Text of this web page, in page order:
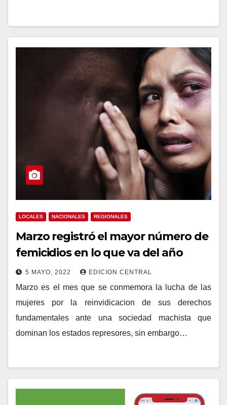
LOCALES NACIONALES REGIONALES
Marzo registró el mayor número de
femicidios en lo que va del año
5 MAYO, 2022 EDICION CENTRAL
Marzo es el mes que se conmemora la lucha de las
mujeres por la reinvidicacion de sus derechos
fundamentales ante una sociedad machista que
dominan los estados represores, sin embargo…